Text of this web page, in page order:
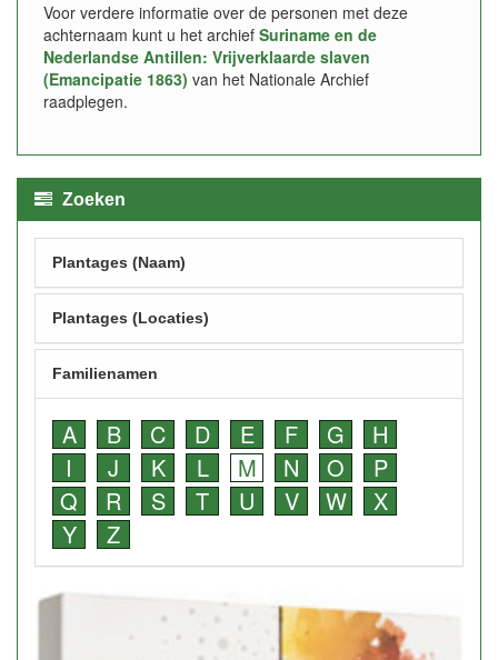
Voor verdere informatie over de personen met deze
achternaam kunt u het archief Suriname en de
Nederlandse Antillen: Vrijverklaarde slaven
(Emancipatie 1863) van het Nationale Archief
raadplegen.
Zoeken
Plantages (Naam)
Plantages (Locaties)
Familienamen
A B C D E F G
H
I
J K L M N O
P
Q
R S T U V W
X
Y
Z